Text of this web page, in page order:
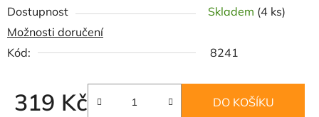
Dostupnost Skladem (4 ks)
Možnosti doručení
Kód:
8241
319 Kč DO KOŠÍKU